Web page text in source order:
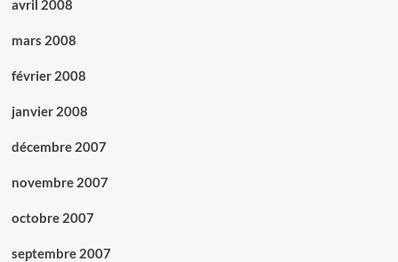
avril 2008
mars 2008
février 2008
janvier 2008
décembre 2007
novembre 2007
octobre 2007
septembre 2007